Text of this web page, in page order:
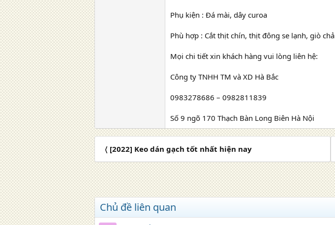
Phụ kiện : Đá mài, dây curoa
Phù hợp : Cắt thịt chín, thịt đông se lạnh, giò chả
Mọi chi tiết xin khách hàng vui lòng liên hệ:
Công ty TNHH TM và XD Hà Bắc
0983278686 – 0982811839
Số 9 ngõ 170 Thạch Bàn Long Biên Hà Nội
〈 [2022] Keo dán gạch tốt nhất hiện nay
Chủ đề liên quan